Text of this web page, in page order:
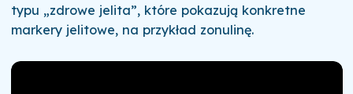
typu „zdrowe jelita”, które pokazują konkretne
markery jelitowe, na przykład zonulinę.